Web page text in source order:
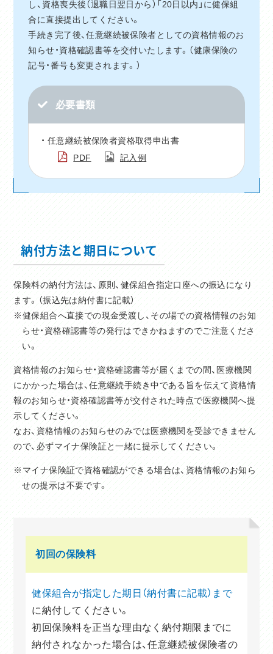
し、資格喪失後（退職日翌日から）「20日以内」に健保組
合に直接提出してください。
手続き完了後、任意継続被保険者としての資格情報のお
知らせ・資格確認書等を交付いたします。（健康保険の
記号・番号も変更されます。）
必要書類
任意継続被保険者資格取得申出書
PDF
記入例
納付方法と期日について
保険料の納付方法は、原則、健保組合指定口座への振込になり
ます。（振込先は納付書に記載）
※健保組合へ直接での現金受渡し、その場での資格情報のお知
らせ・資格確認書等の発行はできかねますのでご注意くださ
い。
資格情報のお知らせ・資格確認書等が届くまでの間、医療機関
にかかった場合は、任意継続手続き中である旨を伝えて資格情
報のお知らせ・資格確認書等が交付された時点で医療機関へ提
示してください。
なお、資格情報のお知らせのみでは医療機関を受診できません
ので、必ずマイナ保険証と一緒に提示してください。
※マイナ保険証で資格確認ができる場合は、資格情報のお知ら
せの提示は不要です。
初回の保険料
健保組合が指定した期日（納付書に記載）まで
に納付してください。
初回保険料を正当な理由なく納付期限までに
納付されなかった場合は、任意継続被保険者の